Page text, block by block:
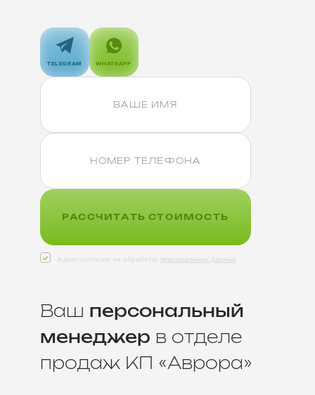
TELEGRAM WHATSAPP
РАССЧИТАТЬ СТОИМОСТЬ
я даю согласие на обработку персональных данных
Ваш персональный
менеджер в отделе
продаж КП «Аврора»